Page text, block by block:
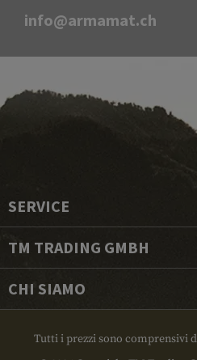
info@armamat.ch
SERVICE
TM TRADING GMBH
CHI SIAMO
Tutti i prezzi sono comprensivi